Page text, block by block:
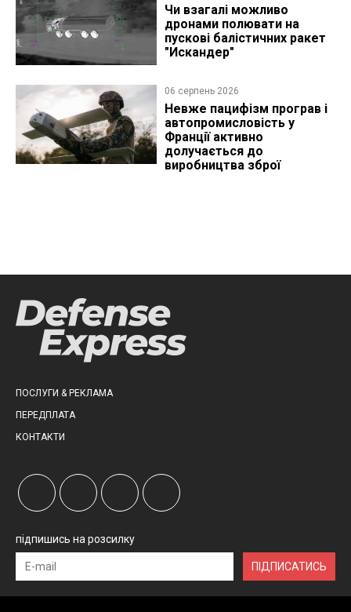
Чи взагалі можливо
дронами полювати на
пускові балістичних ракет
"Искандер"
06 серпень 2026
Невже пацифізм програв і
автопромисловість у
Франції активно
долучається до
виробництва зброї
ПОСЛУГИ & РЕКЛАМА
ПЕРЕДПЛАТА
КОНТАКТИ
підпишись на розсилку
ПІДПИСАТИСЬ